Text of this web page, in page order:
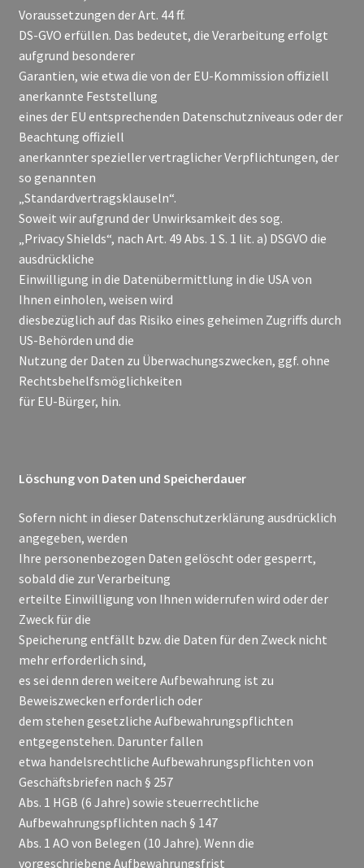
Voraussetzungen der Art. 44 ff.
DS-GVO erfüllen. Das bedeutet, die Verarbeitung erfolgt
aufgrund besonderer
Garantien, wie etwa die von der EU-Kommission offiziell
anerkannte Feststellung
eines der EU entsprechenden Datenschutzniveaus oder der
Beachtung offiziell
anerkannter spezieller vertraglicher Verpflichtungen, der
so genannten
„Standardvertragsklauseln“.
Soweit wir aufgrund der Unwirksamkeit des sog.
„Privacy Shields“, nach Art. 49 Abs. 1 S. 1 lit. a) DSGVO die
ausdrückliche
Einwilligung in die Datenübermittlung in die USA von
Ihnen einholen, weisen wird
diesbezüglich auf das Risiko eines geheimen Zugriffs durch
US-Behörden und die
Nutzung der Daten zu Überwachungszwecken, ggf. ohne
Rechtsbehelfsmöglichkeiten
für EU-Bürger, hin.
Löschung von Daten und Speicherdauer
Sofern nicht in dieser Datenschutzerklärung ausdrücklich
angegeben, werden
Ihre personenbezogen Daten gelöscht oder gesperrt,
sobald die zur Verarbeitung
erteilte Einwilligung von Ihnen widerrufen wird oder der
Zweck für die
Speicherung entfällt bzw. die Daten für den Zweck nicht
mehr erforderlich sind,
es sei denn deren weitere Aufbewahrung ist zu
Beweiszwecken erforderlich oder
dem stehen gesetzliche Aufbewahrungspflichten
entgegenstehen. Darunter fallen
etwa handelsrechtliche Aufbewahrungspflichten von
Geschäftsbriefen nach § 257
Abs. 1 HGB (6 Jahre) sowie steuerrechtliche
Aufbewahrungspflichten nach § 147
Abs. 1 AO von Belegen (10 Jahre). Wenn die
vorgeschriebene Aufbewahrungsfrist